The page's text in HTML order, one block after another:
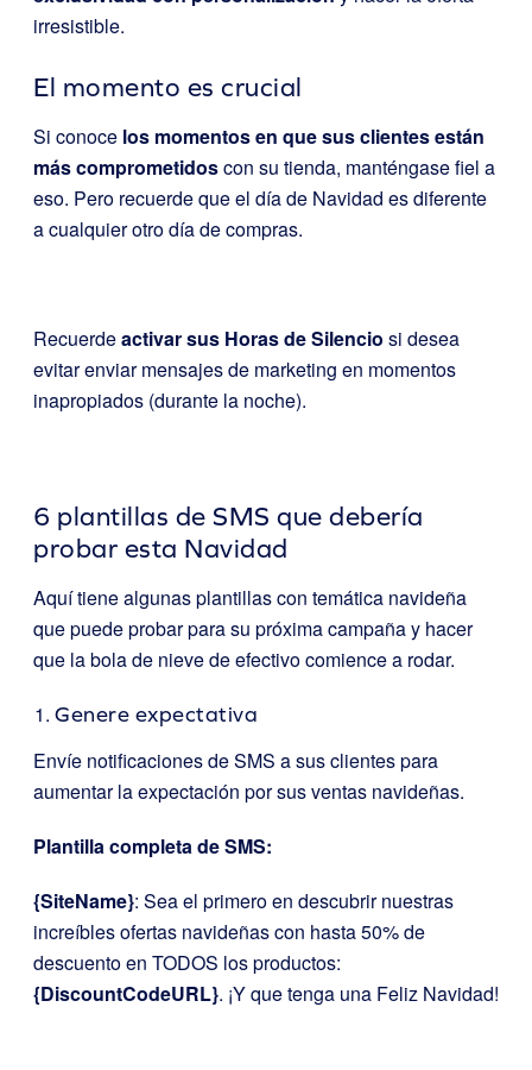
irresistible.
El momento es crucial
Si conoce los momentos en que sus clientes están
más comprometidoscon su tienda, manténgase fiel a
eso. Pero recuerde que el día de Navidad es diferente
a cualquier otro día de compras.
Recuerdeactivar sus Horas de Silencio si desea
evitar enviar mensajes de marketing en momentos
inapropiados (durante la noche).
6 plantillas de SMS que debería
probar esta Navidad
Aquí tiene algunas plantillas con temática navideña
que puede probar para su próxima campaña y hacer
que la bola de nieve de efectivo comience a rodar.
Genere expectativa
Envíe notificaciones de SMS a sus clientes para
aumentar la expectación por sus ventas navideñas.
Plantilla completa de SMS:
{SiteName}: Sea el primero en descubrir nuestras
increíbles ofertas navideñas con hasta 50% de
descuento en TODOS los productos:
{DiscountCodeURL}. ¡Y que tenga una Feliz Navidad!